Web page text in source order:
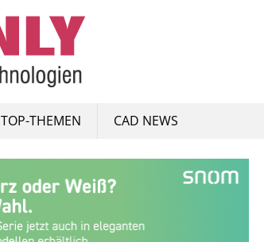
TOP-THEMEN CAD NEWS